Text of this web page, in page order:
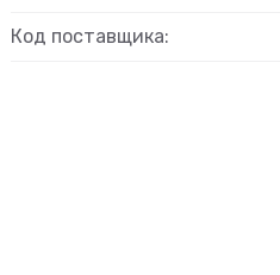
Код поставщика: